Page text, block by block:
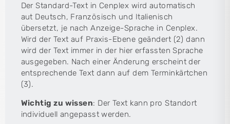
Der Standard-Text in Cenplex wird automatisch
aut Deutsch, Französisch und Italienisch
übersetzt, je nach Anzeige-Sprache in Cenplex.
Wird der Text auf Praxis-Ebene geändert (2) dann
wird der Text immer in der hier erfassten Sprache
ausgegeben. Nach einer Änderung erscheint der
entsprechende Text dann auf dem Terminkärtchen
(3).
Wichtig zu wissen: Der Text kann pro Standort
individuell angepasst werden.